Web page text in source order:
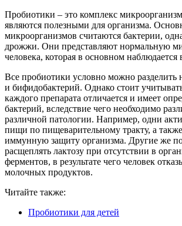
Пробиотики – это комплекс
являются полезными для организма.
микроорганизмов считаются бактерии,
дрожжи. Они представляют нормальную
человека, которая в основном
Все пробиотики условно можно разделить
и бифидобактерий. Однако стоит
каждого препарата отличается и имеет
бактерий, вследствие чего необходимо
различной патологии. Например, одни
пищи по пищеварительному тракту, а
иммунную защиту организма. Другие же
расщеплять лактозу при отсутствии в
ферментов, в результате чего человек
молочных продуктов.
Читайте также:
Пробиотики для детей